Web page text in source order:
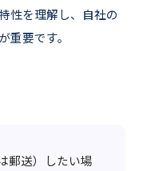
性を理解し、自社の
要です。
郵送）したい場